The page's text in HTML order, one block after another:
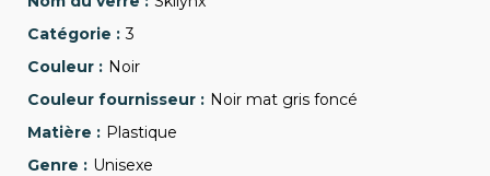
3
Noir
Noir mat gris foncé
Plastique
Unisexe